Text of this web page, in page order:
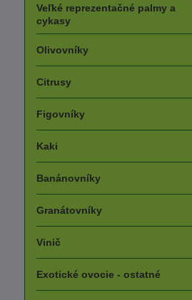
Veľké reprezentačné palmy a
cykasy
Olivovníky
Citrusy
Figovníky
Kaki
Banánovníky
Granátovníky
Vinič
Exotické ovocie - ostatné